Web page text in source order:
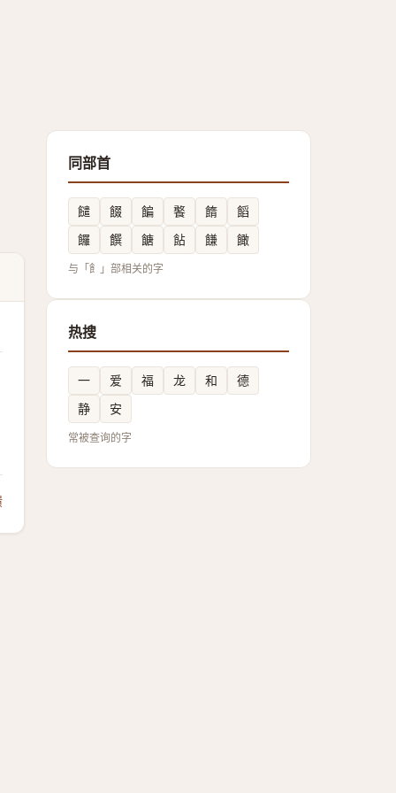
同部首
䭤 餟 䭏 饏 䭉
饀
饠
饌 餹 䬯 䭑 䭛
与「飠」部相关的字
热搜
一 爱 福 龙 和
德
静
安
常被查询的字